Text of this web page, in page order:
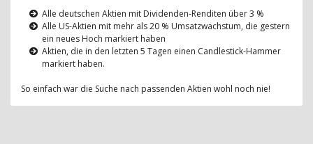
Alle deutschen Aktien mit Dividenden-Renditen über 3 %
Alle US-Aktien mit mehr als 20 % Umsatzwachstum, die gestern
ein neues Hoch markiert haben
Aktien, die in den letzten 5 Tagen einen Candlestick-Hammer
markiert haben.
So einfach war die Suche nach passenden Aktien wohl noch nie!